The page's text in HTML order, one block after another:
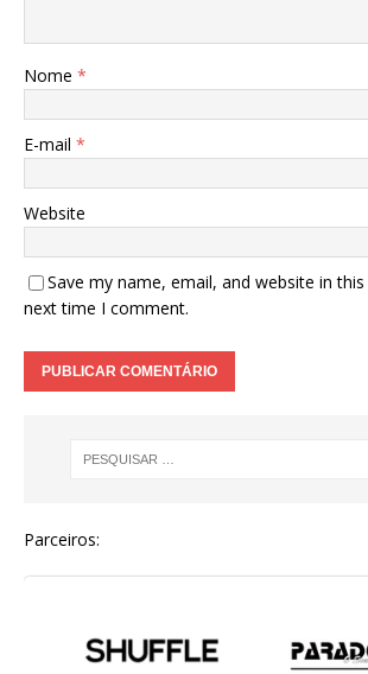
Nome *
E-mail *
Website
Save my name, email, and website in
next time I comment.
Parceiros: